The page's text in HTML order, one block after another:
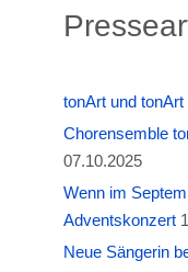
tonArt und
Chorensemble
07.10.2025
Wenn im
Adventskonzert
Neue Sängerin